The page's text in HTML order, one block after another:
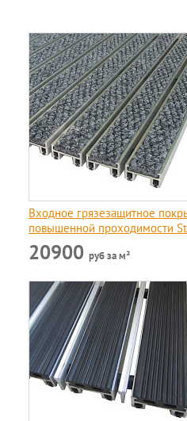
Входное грязезащитное
повышенной проходимости
20900руб за м²